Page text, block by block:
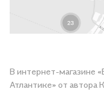
В интернет-магазине
Атлантике» от